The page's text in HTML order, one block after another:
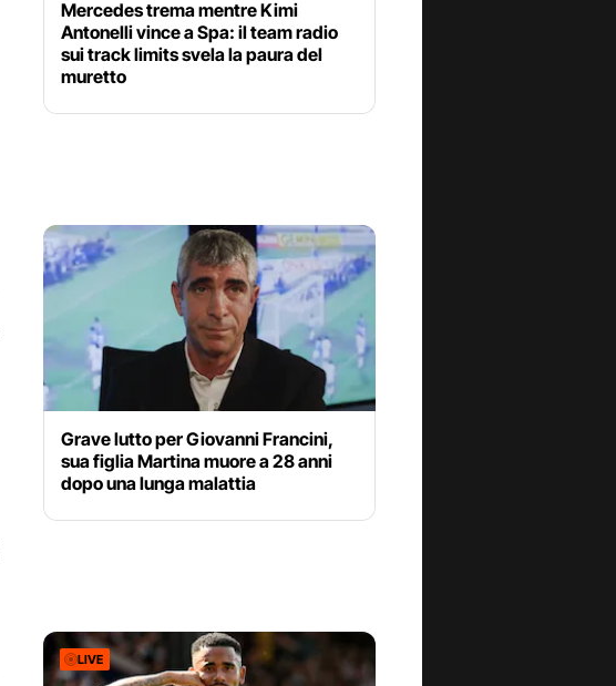
Mercedes trema mentre Kimi
Antonelli vince a Spa: il team radio
sui track limits svela la paura del
muretto
Grave lutto per Giovanni Francini,
sua figlia Martina muore a 28 anni
dopo una lunga malattia
LIVE